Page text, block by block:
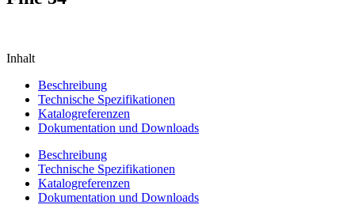
Inhalt
Beschreibung
Technische Spezifikationen
Katalogreferenzen
Dokumentation und Downloads
Beschreibung
Technische Spezifikationen
Katalogreferenzen
Dokumentation und Downloads